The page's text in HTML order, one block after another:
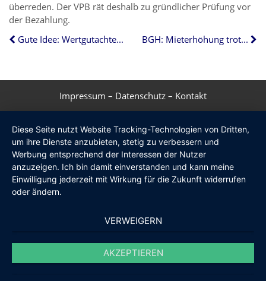
überreden. Der VPB rät deshalb zu gründlicher Prüfung vor
der Bezahlung.
Gute Idee: Wertgutachten für Immobilie
BGH: Mieterhöhung trotz geringerer Wohnfläche
Impressum – Datenschutz – Kontakt
Diese Seite nutzt Website Tracking-Technologien von Dritten,
um ihre Dienste anzubieten, stetig zu verbessern und
Werbung entsprechend der Interessen der Nutzer
anzuzeigen. Ich bin damit einverstanden und kann meine
Einwilligung jederzeit mit Wirkung für die Zukunft widerrufen
oder ändern.
VERWEIGERN
AKZEPTIEREN